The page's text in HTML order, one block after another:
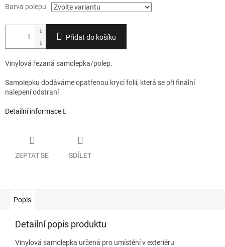
Barva polepu
Přidat do košíku
Vinylová řezaná samolepka/polep.
Samolepku dodáváme opatřenou krycí folií, která se při finální
nalepení odstraní
Detailní informace
ZEPTAT SE SDÍLET
Popis
Detailní popis produktu
Vinylová samolepka určená pro umístění v exteriéru